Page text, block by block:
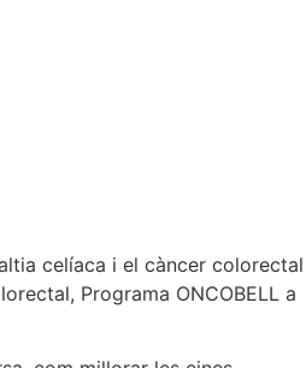
celíaca i el càncer colorectal
Programa ONCOBELL a